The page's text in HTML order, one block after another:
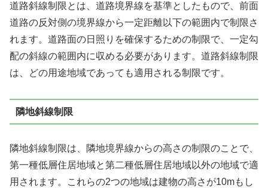
道路斜線制限とは、道路境界線を基準としたもので、前面
道路の反対側の境界線から一定距離以下の範囲内で制限さ
れます。道路面の日照りを確保するための制限で、一定勾
配の斜線の範囲内に収める必要があります。道路斜線制限
は、どの用途地域であっても適用される制限です。
隣地斜線制限
隣地斜線制限は、隣地境界線からの高さの制限のことで、
第一種低層住居地域と第二種低層住居地域以外の地域で適
用されます。これらの2つの地域は建物の高さが10mもし